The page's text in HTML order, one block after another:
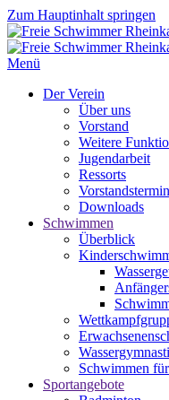
Zum Hauptinhalt springen
Menü
Der Verein
Über uns
Vorstand
Weitere
Jugendarbeit
Ressorts
Downloads
Schwimmen
Überblick
Schwimmen
Sportangebote